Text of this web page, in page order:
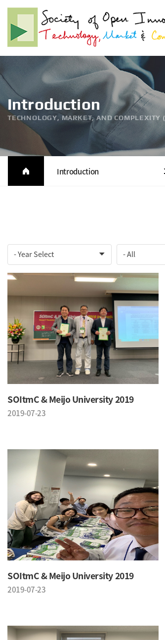
Introduction
TECHNOLOGY, MARKET, AND COMPLEXITY
Introduction
SOItmC & Meijo University 2019
2019-07-23
SOItmC & Meijo University 2019
2019-07-23